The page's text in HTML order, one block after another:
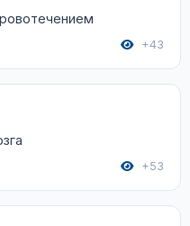
+43
+53